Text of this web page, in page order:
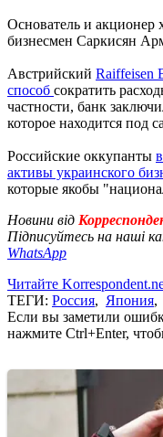
Основатель и акционер
бизнесмен Саркисян
Австрийский Raiffeisen
способ сократить
частности, банк
которое находится под
Российские оккупанты
активы украинского
которые якобы
Новини від
Підписуйтесь на наші
WhatsApp
Читайте
ТЕГИ: Россия, Япония,
Если вы заметили
нажмите Ctrl+Enter,